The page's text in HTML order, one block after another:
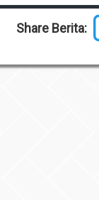
Share Berita: